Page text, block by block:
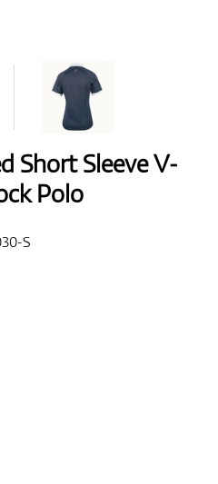
Short Sleeve V-
Polo
S